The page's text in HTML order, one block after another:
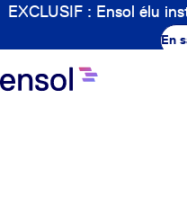
EXCLUSIF : Ensol élu
En